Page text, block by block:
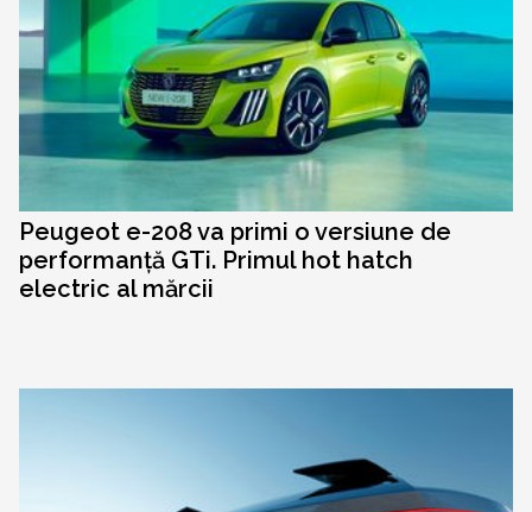
Peugeot e-208 va primi o versiune de
performanță GTi. Primul hot hatch
electric al mărcii